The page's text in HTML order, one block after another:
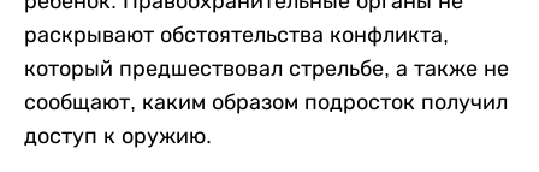
раскрывают обстоятельства конфликта,
который предшествовал стрельбе, а также не
сообщают, каким образом подросток получил
доступ к оружию.